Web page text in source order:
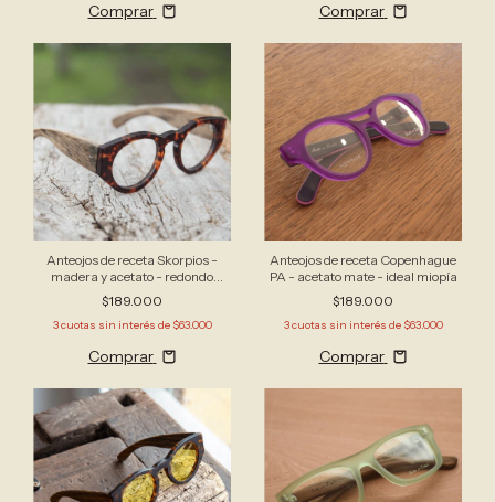
Comprar Comprar
Anteojos de receta Skorpios -
madera y acetato - redondo
oversize
$189.000
3cuotas sin interés de $63.000
Comprar
Anteojos de receta Copenhague
PA - acetato mate - ideal miopía
$189.000
3cuotas sin interés de $63.000
Comprar